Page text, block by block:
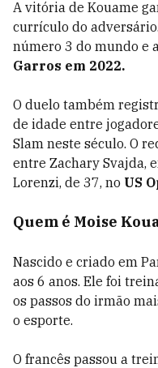
A vitória de Kouame
currículo do adversário.
número 3 do mundo e
Garros em 2022.
O duelo também
de idade entre
Slam neste século. O
entre Zachary Svajda,
Lorenzi, de 37, no US
Quem é Moise
Nascido e criado em
aos 6 anos. Ele foi
os passos do irmão
o esporte.
O francês passou a